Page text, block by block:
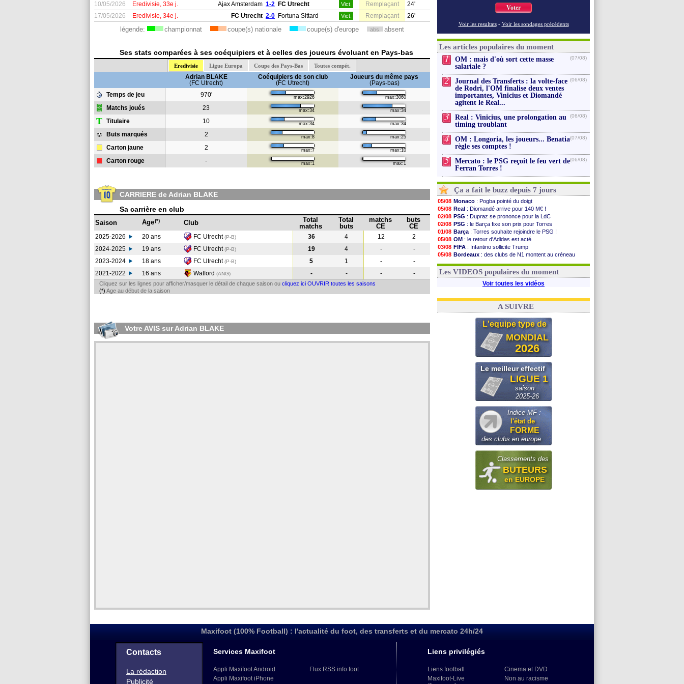
10/05/2026
Eredivisie, 33e j. Ajax Amsterdam 1-2 FC Utrecht Vict. Remplaçant
24'
17/05/2026
Eredivisie, 34e j. FC Utrecht 2-0 Fortuna Sittard Vict. Remplaçant 26'
légende: championnat coupe(s) nationale coupe(s) d'europe abs. absent
Ses stats comparées à ses coéquipiers et à celles des joueurs évoluant en Pays-bas
Eredivisie Ligue Europa Coupe des Pays-Bas Toutes compét.
Adrian BLAKE
(FC Utrecht)
Coéquipiers de son club
(FC Utrecht)
Joueurs du même pays
(Pays-bas)
Temps de jeu
970' max:2926 max:3060
Matchs joués 23 max:34 max:34
T Titulaire 10 max:34 max:34
Buts marqués 2 max:8 max:25
Carton jaune 2 max:7 max:10
Carton rouge - max:1 max:1
CARRIERE de Adrian BLAKE
Sa carrière en club
Saison Age(*) Club
Total
matchs
Total
buts
matchs
CE
buts
CE
2025-2026 20 ans FC Utrecht(P-B) 36 4 12
2
2024-2025
19 ans FC Utrecht(P-B) 19 4 -
-
2023-2024
18 ans FC Utrecht(P-B) 5 1 -
-
2021-2022
16 ans Watford (ANG) - - - -
Cliquez sur les lignes pour afficher/masquer le détail de chaque saison ou cliquez ici OUVRIR toutes les saisons
(*) Age au début de la saison
Votre AVIS sur Adrian BLAKE
Voter
Voir les resultats - Voir les sondages précédents
Les articles populaires du moment
1
OM : mais d'où sort cette masse
salariale ?
(07/08)
2
Journal des Transferts : la volte-face
de Rodri, l'OM finalise deux ventes
importantes, Vinicius et Diomandé
agitent le Real...
(06/08)
3
Real : Vinicius, une prolongation au
timing troublant
(06/08)
4
OM : Longoria, les joueurs... Benatia
règle ses comptes !
(07/08)
5
Mercato : le PSG reçoit le feu vert de
Ferran Torres !
(06/08)
Ça a fait le buzz depuis 7 jours
05/08 Monaco : Pogba pointé du doigt
05/08 Real : Diomandé arrive pour 140 M€ !
02/08 PSG : Dupraz se prononce pour la LdC
02/08 PSG : le Barça fixe son prix pour Torres
01/08 Barça : Torres souhaite rejoindre le PSG !
05/08 OM : le retour d'Adidas est acté
03/08 FIFA : Infantino sollicite Trump
05/08 Bordeaux : des clubs de N1 montent au créneau
03/08 Real: le démenti de Leipzig pour Diomandé
Les VIDEOS populaires du moment
Voir toutes les vidéos
A SUIVRE
L'equipe type de
MONDIAL
2026
Le meilleur effectif
LIGUE 1
saison
2025-26
Indice MF :
l'état de
FORME
des clubs en europe
Classements des
BUTEURS
en EUROPE
Maxifoot (100% Football) : l'actualité du foot, des transferts et du mercato 24h/24
Contacts
La rédaction
Publicité
Services Maxifoot
Appli Maxifoot Android
Appli Maxifoot iPhone
Flux RSS info foot
Liens privilégiés
Liens football
Maxifoot-Live
Cinema et DVD
Non au racisme